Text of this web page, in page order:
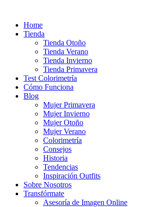
contenidoHome
Tienda
Tienda Otoño
Tienda Verano
Tienda Invierno
Tienda Primavera
Test Colorimetría
Cómo Funciona
Blog
Mujer Primavera
Mujer Invierno
Mujer Otoño
Mujer Verano
Colorimetría
Consejos
Historia
Tendencias
Inspiración Outfits
Sobre Nosotros
Transfórmate
Asesoría de Imagen Online